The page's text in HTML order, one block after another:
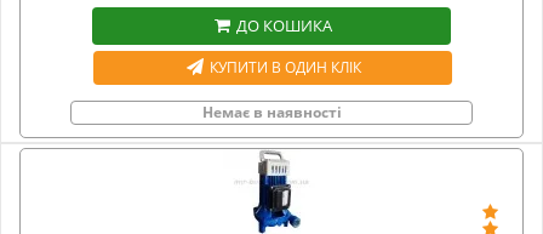
ДО КОШИКА
КУПИТИ В ОДИН КЛІК
Немає в наявності